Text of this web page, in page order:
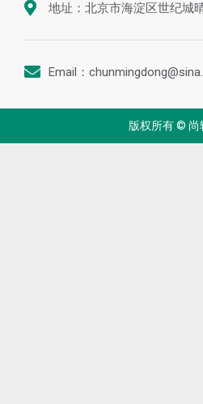
地址：北京市海淀区世纪城
Email：
版权所有 © 尚